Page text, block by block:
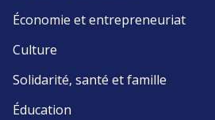
Économie et entrepreneuriat
Culture
Solidarité, santé et famille
Éducation